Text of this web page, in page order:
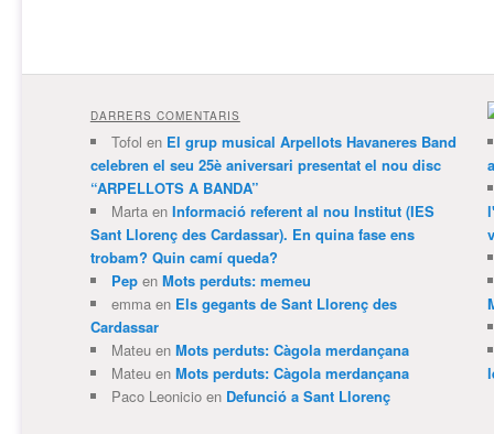
DARRERS COMENTARIS
Tofol en El grup musical Arpellots Havaneres Band
celebren el seu 25è aniversari presentat el nou disc
“ARPELLOTS A BANDA”
Martaen Informació referent al nou Institut (IES
Sant Llorenç des Cardassar). En quina fase ens
trobam? Quin camí queda?
Pepen Mots perduts: memeu
emmaen Els gegants de Sant Llorenç des
Cardassar
Mateuen Mots perduts: Càgola merdançana
Mateuen Mots perduts: Càgola merdançana
Paco Leonicioen Defunció a Sant Llorenç